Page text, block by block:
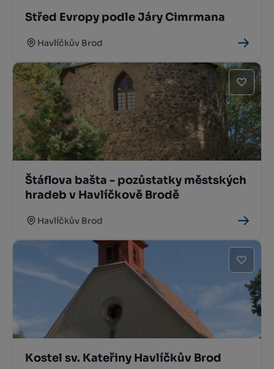
Střed Evropy podle Járy Cimrmana
Havlíčkův Brod
Štáflova bašta - pozůstatky městských
hradeb v Havlíčkově Brodě
Havlíčkův Brod
Kostel sv. Kateřiny Havlíčkův Brod